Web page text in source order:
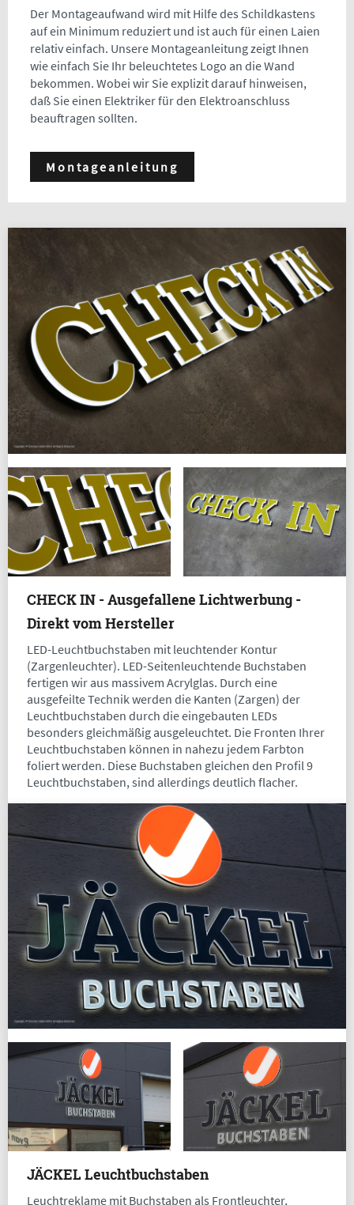
Der Montageaufwand wird mit Hilfe des Schildkastens
auf ein Minimum reduziert und ist auch für einen Laien
relativ einfach. Unsere Montageanleitung zeigt Ihnen
wie einfach Sie Ihr beleuchtetes Logo an die Wand
bekommen. Wobei wir Sie explizit darauf hinweisen,
daß Sie einen Elektriker für den Elektroanschluss
beauftragen sollten.
Montageanleitung
CHECK IN - Ausgefallene Lichtwerbung -
Direkt vom Hersteller
LED-Leuchtbuchstaben mit leuchtender Kontur
(Zargenleuchter). LED-Seitenleuchtende Buchstaben
fertigen wir aus massivem Acrylglas. Durch eine
ausgefeilte Technik werden die Kanten (Zargen) der
Leuchtbuchstaben durch die eingebauten LEDs
besonders gleichmäßig ausgeleuchtet. Die Fronten Ihrer
Leuchtbuchstaben können in nahezu jedem Farbton
foliert werden. Diese Buchstaben gleichen den Profil 9
Leuchtbuchstaben, sind allerdings deutlich flacher.
JÄCKEL Leuchtbuchstaben
Leuchtreklame mit Buchstaben als Frontleuchter,